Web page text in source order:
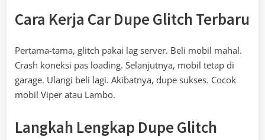
Cara Kerja Car Dupe Glitch Terbaru
Pertama-tama, glitch pakai lag server. Beli mobil mahal.
Crash koneksi pas loading. Selanjutnya, mobil tetap di
garage. Ulangi beli lagi. Akibatnya, dupe sukses. Cocok
mobil Viper atau Lambo.
Langkah Lengkap Dupe Glitch